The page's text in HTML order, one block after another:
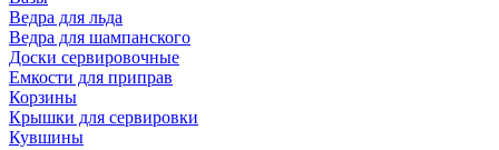
Ведра для льда
Ведра для шампанского
Доски сервировочные
Емкости для приправ
Корзины
Крышки для сервировки
Кувшины